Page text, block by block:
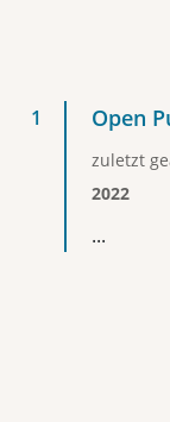
Open
zuletzt
2022
...